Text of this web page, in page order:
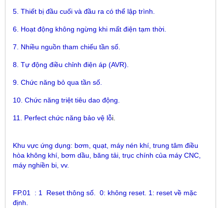
5. Thiết bị đầu cuối và đầu ra có thể lập trình.
6. Hoạt động không ngừng khi mất điện tạm thời.
7. Nhiều nguồn tham chiếu tần số.
8. Tự động điều chỉnh điện áp (AVR).
9. Chức năng bỏ qua tần số.
10. Chức năng triệt tiêu dao động.
11. Perfect chức năng bảo vệ lỗi.
Khu vực ứng dụng: bơm, quạt, máy nén khí, trung tâm điều
hòa không khí, bơm dầu, băng tải, trục chính của máy CNC,
máy nghiền bi, vv.
FP.01 : 1 Reset thông số. 0: không reset. 1: reset về mặc
định.